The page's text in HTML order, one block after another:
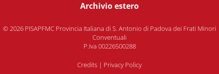
Archivio estero
© 2026 PISAPFMC Provincia Italiana di S. Antonio di Padova dei Frati Minori
Conventuali
P.Iva 00226500288
Credits | Privacy Policy